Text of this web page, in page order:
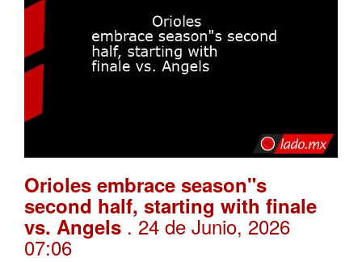
Orioles embrace season"s
second half, starting with finale
vs. Angels . 24 de Junio, 2026
07:06